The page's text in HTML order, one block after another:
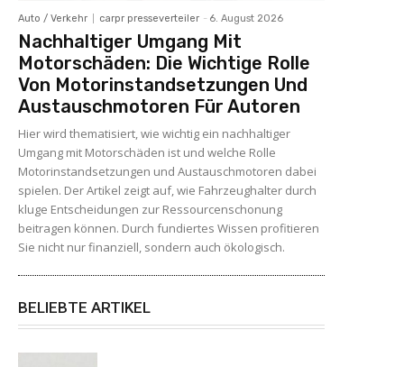
Auto / Verkehr carpr presseverteiler - 6. August 2026
Nachhaltiger Umgang Mit
Motorschäden: Die Wichtige Rolle
Von Motorinstandsetzungen Und
Austauschmotoren Für Autoren
Hier wird thematisiert, wie wichtig ein nachhaltiger
Umgang mit Motorschäden ist und welche Rolle
Motorinstandsetzungen und Austauschmotoren dabei
spielen. Der Artikel zeigt auf, wie Fahrzeughalter durch
kluge Entscheidungen zur Ressourcenschonung
beitragen können. Durch fundiertes Wissen profitieren
Sie nicht nur finanziell, sondern auch ökologisch.
BELIEBTE ARTIKEL